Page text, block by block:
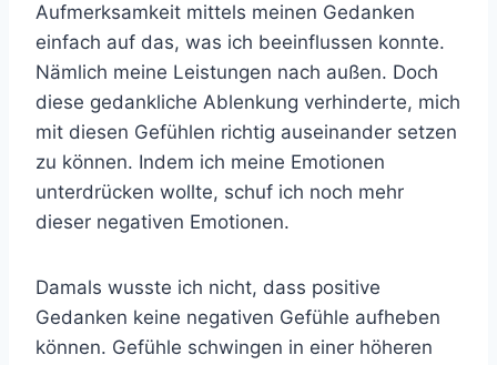
Aufmerksamkeit mittels meinen Gedanken
einfach auf das, was ich beeinflussen konnte.
Nämlich meine Leistungen nach außen. Doch
diese gedankliche Ablenkung verhinderte, mich
mit diesen Gefühlen richtig auseinander setzen
zu können. Indem ich meine Emotionen
unterdrücken wollte, schuf ich noch mehr
dieser negativen Emotionen.
Damals wusste ich nicht, dass positive
Gedanken keine negativen Gefühle aufheben
können. Gefühle schwingen in einer höheren